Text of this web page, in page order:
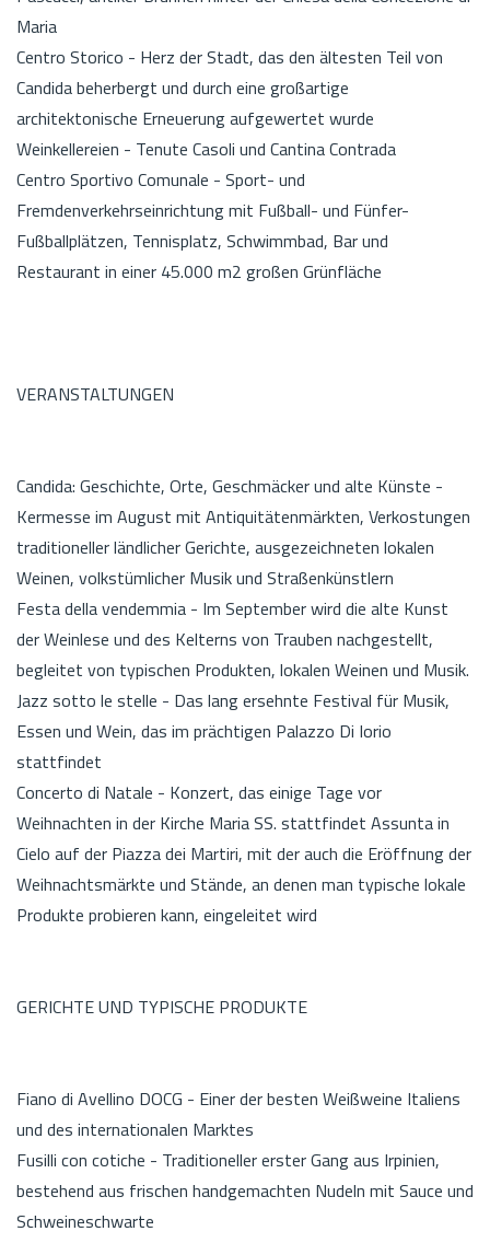
Maria
Centro Storico - Herz der Stadt, das den ältesten Teil von
Candida beherbergt und durch eine großartige
architektonische Erneuerung aufgewertet wurde
Weinkellereien - Tenute Casoli und Cantina Contrada
Centro Sportivo Comunale - Sport- und
Fremdenverkehrseinrichtung mit Fußball- und Fünfer-
Fußballplätzen, Tennisplatz, Schwimmbad, Bar und
Restaurant in einer 45.000 m2 großen Grünfläche
VERANSTALTUNGEN
Candida: Geschichte, Orte, Geschmäcker und alte Künste -
Kermesse im August mit Antiquitätenmärkten, Verkostungen
traditioneller ländlicher Gerichte, ausgezeichneten lokalen
Weinen, volkstümlicher Musik und Straßenkünstlern
Festa della vendemmia - Im September wird die alte Kunst
der Weinlese und des Kelterns von Trauben nachgestellt,
begleitet von typischen Produkten, lokalen Weinen und Musik.
Jazz sotto le stelle - Das lang ersehnte Festival für Musik,
Essen und Wein, das im prächtigen Palazzo Di Iorio
stattfindet
Concerto di Natale - Konzert, das einige Tage vor
Weihnachten in der Kirche Maria SS. stattfindet Assunta in
Cielo auf der Piazza dei Martiri, mit der auch die Eröffnung der
Weihnachtsmärkte und Stände, an denen man typische lokale
Produkte probieren kann, eingeleitet wird
GERICHTE UND TYPISCHE PRODUKTE
Fiano di Avellino DOCG - Einer der besten Weißweine Italiens
und des internationalen Marktes
Fusilli con cotiche - Traditioneller erster Gang aus Irpinien,
bestehend aus frischen handgemachten Nudeln mit Sauce und
Schweineschwarte